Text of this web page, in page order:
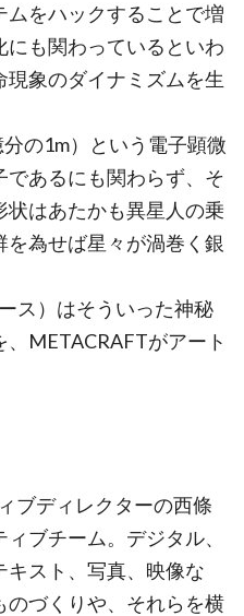
をハックすることで増
も関わっているといわ
象のダイナミズムを生
の1m）という電子顕微
あるにも関わらず、そ
はあたかも異星人の乗
為せば星々が渦巻く銀
ス）はそういった神秘
METACRAFTがアート
ブディレクターの西條
ブチーム。デジタル、
キスト、写真、映像な
のづくりや、それらを横